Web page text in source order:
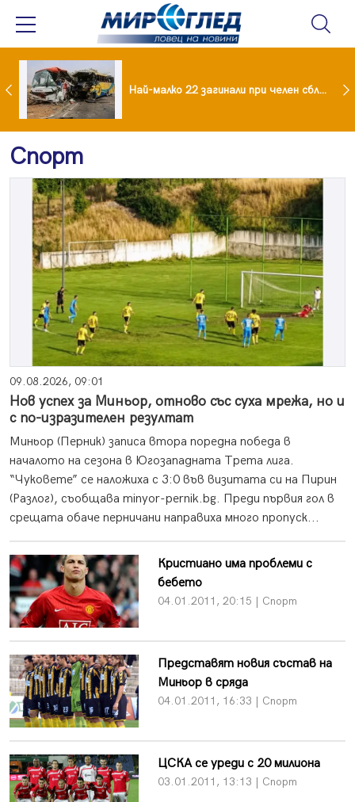
споразумение със САЩ , но без компромиси Най-малко 22 загинали при челен сблъсък между два автобуса
Спорт
09.08.2026, 09:01
Нов успех за Миньор, отново със суха мрежа, но и
с по-изразителен резултат
Миньор (Перник) записа втора поредна победа в
началото на сезона в Югозападната Трета лига.
“Чуковете” се наложиха с 3:0 във визитата си на Пирин
(Разлог), съобщава minyor-pernik.bg. Преди първия гол в
срещата обаче перничани направиха много пропуск...
Кристиано има проблеми с
бебето
04.01.2011, 20:15 | Спорт
Представят новия състав на
Миньор в сряда
04.01.2011, 16:33 | Спорт
ЦСКА се уреди с 20 милиона
03.01.2011, 13:13 | Спорт